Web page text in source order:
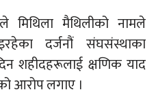
मिथिला मैथिलीको नामले
दर्जनौं संघसंस्थाका
शहीदहरूलाई क्षणिक याद
आरोप लगाए ।